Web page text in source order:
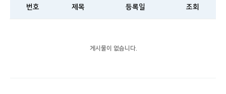
번호 제목 등록일 조회
게시물이 없습니다.